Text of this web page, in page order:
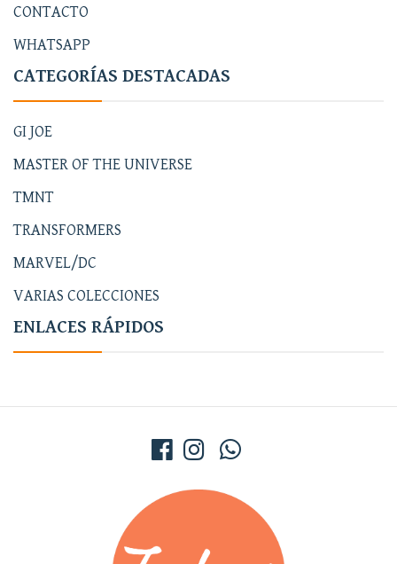
CONTACTO
WHATSAPP
CATEGORÍAS DESTACADAS
GI JOE
MASTER OF THE UNIVERSE
TMNT
TRANSFORMERS
MARVEL/DC
VARIAS COLECCIONES
ENLACES RÁPIDOS